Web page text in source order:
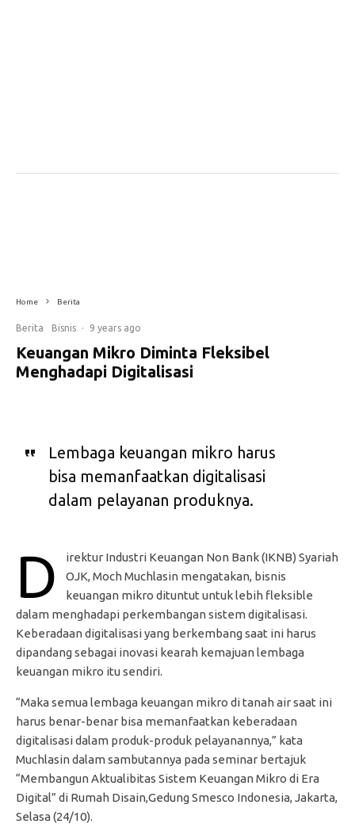
Home Berita
Berita Bisnis · 9 years ago
Keuangan Mikro Diminta Fleksibel
Menghadapi Digitalisasi
Lembaga keuangan mikro harus
bisa memanfaatkan digitalisasi
dalam pelayanan produknya.
D
irektur Industri Keuangan Non Bank (IKNB) Syariah
OJK, Moch Muchlasin mengatakan, bisnis
keuangan mikro dituntut untuk lebih fleksible
dalam menghadapi perkembangan sistem digitalisasi.
Keberadaan digitalisasi yang berkembang saat ini harus
dipandang sebagai inovasi kearah kemajuan lembaga
keuangan mikro itu sendiri.
“Maka semua lembaga keuangan mikro di tanah air saat ini
harus benar-benar bisa memanfaatkan keberadaan
digitalisasi dalam produk-produk pelayanannya,” kata
Muchlasin dalam sambutannya pada seminar bertajuk
“Membangun Aktualibitas Sistem Keuangan Mikro di Era
Digital” di Rumah Disain,Gedung Smesco Indonesia, Jakarta,
Selasa (24/10).